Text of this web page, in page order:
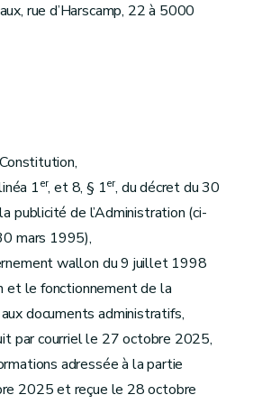
rue d’Harscamp, 22 à 5000
1er, et 8, § 1er, du décret du 30
publicité de l’Administration (ci-
mars 1995),
wallon du 9 juillet 1998
et le fonctionnement de la
aux documents administratifs,
par courriel le 27 octobre 2025,
adressée à la partie
2025 et reçue le 28 octobre